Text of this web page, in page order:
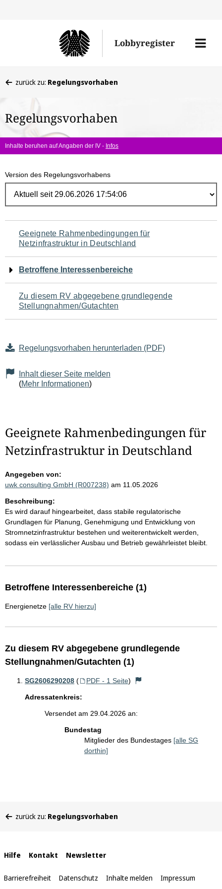
Lobbyregister
Menü
befinden
hier:
zurück zu: Regelungsvorhaben
Regelungsvorhaben
Inhalte beruhen auf Angaben der IV - Infos
Version des Regelungsvorhabens
Navigation
für
den
Seiteninhalt
Geeignete Rahmenbedingungen für
Netzinfrastruktur in Deutschland
Betroffene Interessenbereiche
Zu diesem RV abgegebene grundlegende
Stellungnahmen/Gutachten
Regelungsvorhaben herunterladen (PDF)
Inhalt dieser Seite melden
(Mehr Informationen)
Geeignete Rahmenbedingungen für
Netzinfrastruktur in Deutschland
Angegeben von:
uwk consulting GmbH (R007238) am 11.05.2026
Beschreibung:
Es wird darauf hingearbeitet, dass stabile regulatorische
Grundlagen für Planung, Genehmigung und Entwicklung von
Stromnetzinfrastruktur bestehen und weiterentwickelt werden,
sodass ein verlässlicher Ausbau und Betrieb gewährleistet bleibt.
Betroffene Interessenbereiche (1)
Energienetze [alle RV hierzu]
Zu diesem RV abgegebene grundlegende
Stellungnahmen/Gutachten (1)
SG2606290208 ( PDF - 1 Seite)
Adressatenkreis:
Versendet am 29.04.2026 an:
Bundestag
Mitglieder des Bundestages [alle SG
dorthin]
befinden
zurück zu: Regelungsvorhaben
Interne
Links
Hilfe Kontakt Newsletter
Barrierefreiheit Datenschutz Inhalte melden Impressum